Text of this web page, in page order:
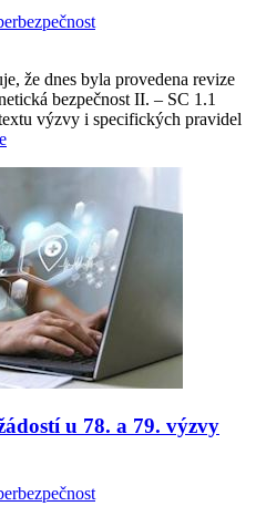
že dnes byla provedena revize
bezpečnost II. – SC 1.1
výzvy i specifických pravidel
u 78. a 79. výzvy